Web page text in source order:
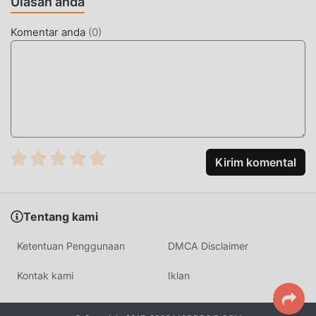
banyak jenis ponsel apk dengan kemampuan beradaptasi
yang sangat baik, memastikan bahwa semua educational
pecinta game dapat sepenuhnya menikmati kebahagiaan
pengguna menghabiskan banyak waktu untuk
mengumpulkan kekayaan/kemampuan/keterampilan
mereka dalam permainan, yang merupakan fitur dan
tetapi sekarang , munculnya mod telah menulis ulang
besar energi Anda dan mengulangi ""akumulasi"" yang
sedikit membosankan. Mod dapat dengan mudah
membantu Anda fokus menikmati kegembiraan permainan
Komentar anda (0)
Kirim komental
Tentang kami
Ketentuan Penggunaan DMCA Disclaimer
Kontak kami Iklan